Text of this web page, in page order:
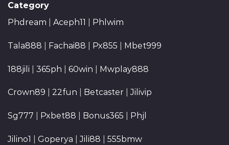
Category
Phdream
Aceph11 Phlwim
Tala888 Fachai88 Px855 Mbet999
188jili 365ph 60win Mwplay888
Crown89 22fun Betcaster |Jilivip
Sg777 Pxbet88 Bonus365 Phjl
Jilino1 Goperya |Jili88 555bmw